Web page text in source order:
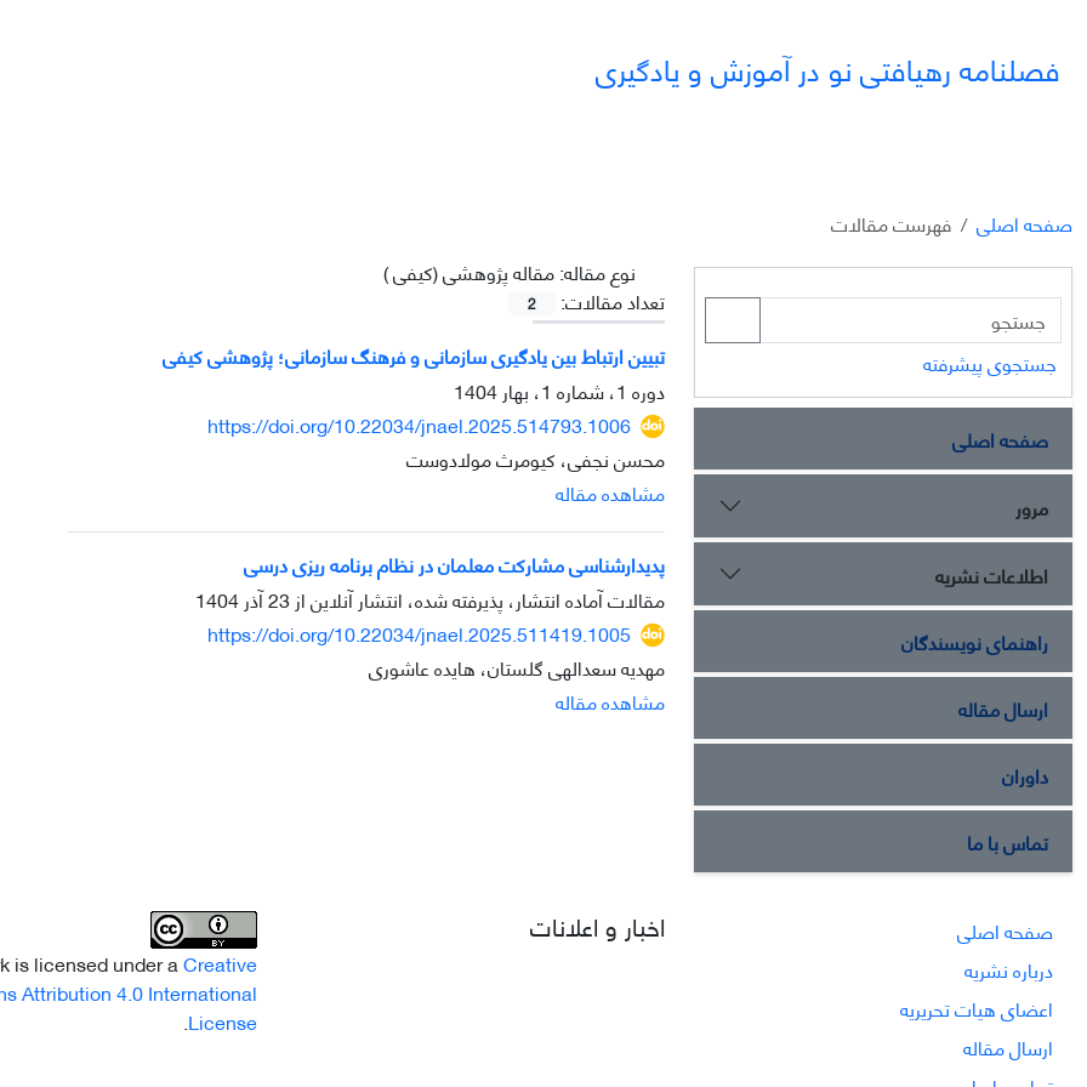
فصلنامه رهیافتی نو در آموزش و یادگیری
صفحه اصلی
فهرست مقالات
نوع مقاله:مقاله پژوهشی (کیفی )
تعداد مقالات:
2
تبیین ارتباط بین یادگیری سازمانی و فرهنگ سازمانی؛ پژوهشی کیفی
دوره 1، شماره 1، بهار 1404
https://doi.org/10.22034/jnael.2025.514793.1006
محسن نجفی، کیومرث مولادوست
مشاهده مقاله
پدیدارشناسی مشارکت معلمان در نظام برنامه ریزی درسی
مقالات آماده انتشار، پذیرفته شده، انتشار آنلاین از 23 آذر 1404
https://doi.org/10.22034/jnael.2025.511419.1005
مهدیه سعدالهی گلستان، هایده عاشوری
مشاهده مقاله
جستجوی پیشرفته
صفحه اصلی
مرور
اطلاعات نشریه
راهنمای نویسندگان
ارسال مقاله
داوران
تماس با ما
صفحه اصلی
درباره نشریه
اعضای هیات تحریریه
ارسال مقاله
اخبار و اعلانات
is licensed under aCreative
Attribution 4.0 International
License
.